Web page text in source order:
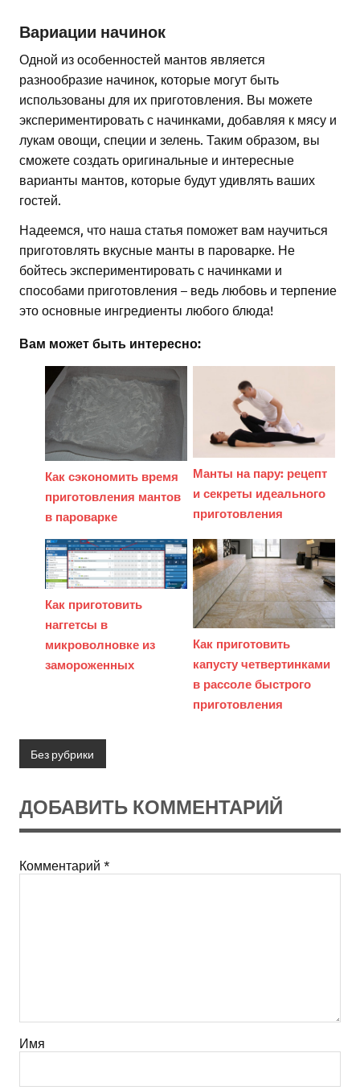
Вариации начинок
Одной из особенностей мантов является
разнообразие начинок, которые могут быть
использованы для их приготовления. Вы можете
экспериментировать с начинками, добавляя к мясу и
лукам овощи, специи и зелень. Таким образом, вы
сможете создать оригинальные и интересные
варианты мантов, которые будут удивлять ваших
гостей.
Надеемся, что наша статья поможет вам научиться
приготовлять вкусные манты в пароварке. Не
бойтесь экспериментировать с начинками и
способами приготовления – ведь любовь и терпение
это основные ингредиенты любого блюда!
Вам может быть интересно:
Как сэкономить время
приготовления мантов
в пароварке
Манты на пару: рецепт
и секреты идеального
приготовления
Как приготовить
наггетсы в
микроволновке из
замороженных
Как приготовить
капусту четвертинками
в рассоле быстрого
приготовления
Без рубрики
ДОБАВИТЬ КОММЕНТАРИЙ
Комментарий *
Имя